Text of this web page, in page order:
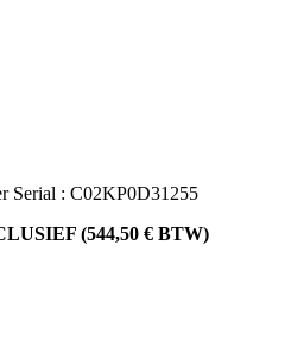
Serial : C02KP0D31255
(544,50 € BTW)